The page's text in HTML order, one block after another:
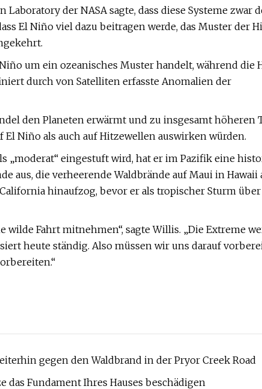
der NASA sagte, dass diese Systeme zwar
El Niño viel dazu beitragen werde, das Muster der
um ein ozeanisches Muster handelt, während die
durch von Satelliten erfasste Anomalien der
den Planeten erwärmt und zu insgesamt
Niño als auch auf Hitzewellen auswirken würden.
„moderat“ eingestuft wird, hat er im Pazifik eine
aus, die verheerende Waldbrände auf Maui in Hawaii
hinaufzog, bevor er als tropischer Sturm
wilde Fahrt mitnehmen“, sagte Willis. „Die Extreme
heute ständig. Also müssen wir uns darauf
gegen den Waldbrand in der Pryor Creek Road
das Fundament Ihres Hauses beschädigen